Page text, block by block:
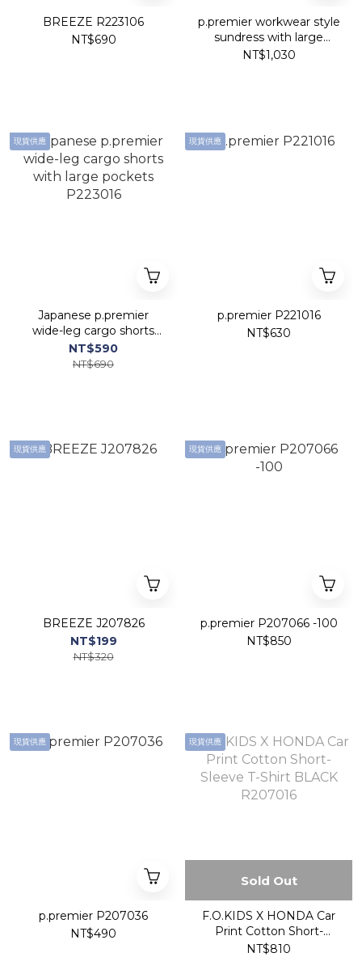
BREEZE R223106
NT$690
p.premier workwear style
sundress with large
pockets P217026
NT$1,030
現貨供應
Japanese p.premier
wide-leg cargo shorts
with large pockets
P223016
NT$590
NT$690
現貨供應
p.premier P221016
NT$630
現貨供應
BREEZE J207826
NT$199
NT$320
現貨供應
p.premier P207066 -100
NT$850
現貨供應
p.premier P207036
NT$490
現貨供應
Sold Out
F.O.KIDS X HONDA Car
Print Cotton Short-
Sleeve T-Shirt BLACK
NT$810